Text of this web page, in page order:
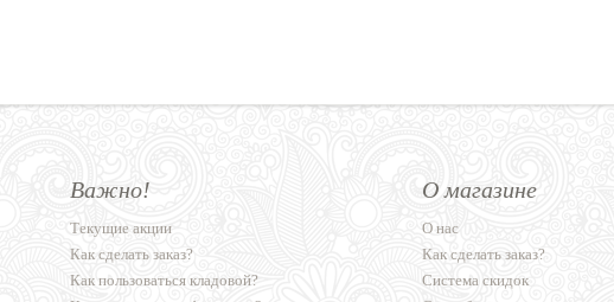
Важно!
Текущие акции
Как сделать заказ?
Как пользоваться кладовой?
О магазине
О нас
Как сделать заказ?
Система скидок